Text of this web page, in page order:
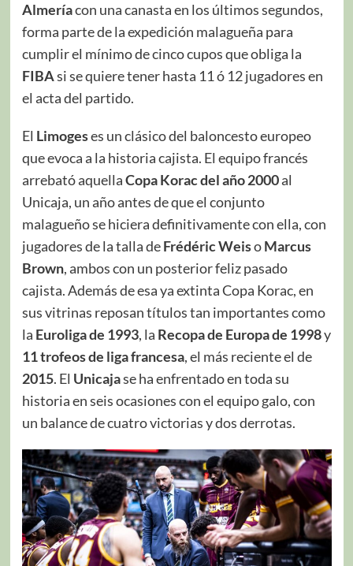
Almeríacon una canasta en los últimos segundos,
forma parte de la expedición malagueña para
cumplir el mínimo de cinco cupos que obliga la
FIBAsi se quiere tener hasta 11 ó 12 jugadores en
el acta del partido.
El Limogeses un clásico del baloncesto europeo
que evoca a la historia cajista. El equipo francés
arrebató aquellaCopa Koracdelaño 2000al
Unicaja, un año antes de que el conjunto
malagueño se hiciera definitivamente con ella, con
jugadores de la talla deFrédéric WeisoMarcus
Brown, ambos con un posterior feliz pasado
cajista. Además de esa ya extinta Copa Korac, en
sus vitrinas reposan títulos tan importantes como
la Euroligade 1993, la Recopa de Europa de 1998y
11 trofeos de liga francesa, el más reciente el de
2015. El Unicajase ha enfrentado en toda su
historia en seis ocasiones con el equipo galo, con
un balance de cuatro victorias y dos derrotas.